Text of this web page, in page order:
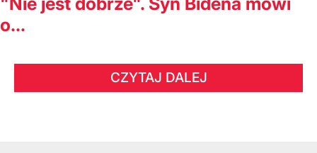
o...
CZYTAJ DALEJ